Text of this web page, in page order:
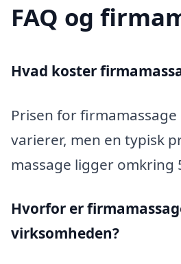
FAQ og
Hvad koster
Prisen for
varierer, men en typisk
massage ligger omkring
Hvorfor er
virksomheden?